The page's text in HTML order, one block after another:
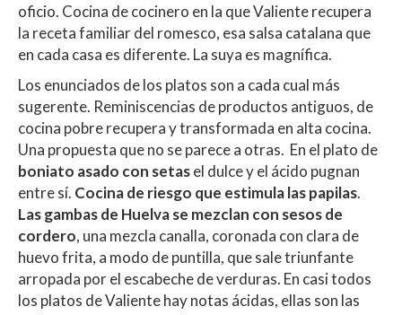
oficio. Cocina de cocinero en la que Valiente recupera
la receta familiar del romesco, esa salsa catalana que
en cada casa es diferente. La suya es magnífica.
Los enunciados de los platos son a cada cual más
sugerente. Reminiscencias de productos antiguos, de
cocina pobre recupera y transformada en alta cocina.
Una propuesta que no se parece a otras. En el plato de
boniato asado con setasel dulce y el ácido pugnan
entre sí. Cocina de riesgo que estimula las papilas.
Las gambas de Huelva se mezclan con sesos de
cordero, una mezcla canalla, coronada con clara de
huevo frita, a modo de puntilla, que sale triunfante
arropada por el escabeche de verduras. En casi todos
los platos de Valiente hay notas ácidas, ellas son las